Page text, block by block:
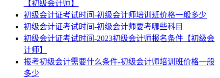
【初级会计师】
初级会计证考试时间-初级会计师培训班价格一般多少
初级会计证考试时间-初级会计师要考哪些科目
初级会计证考试时间-2023初级会计师报名条件【初级会
计师】
报考初级会计需要什么条件-初级会计师培训班价格一般
多少